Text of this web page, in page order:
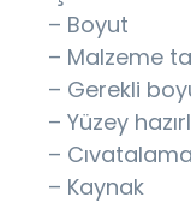
– Boyut
– Malzeme
– Gerekli
– Yüzey
– Cıvatalama
– Kaynak